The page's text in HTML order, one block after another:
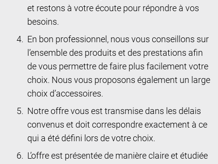
et restons à votre écoute pour répondre à vos
besoins.
En bon professionnel, nous vous conseillons sur
l’ensemble des produits et des prestations afin
de vous permettre de faire plus facilement votre
choix. Nous vous proposons également un large
choix d’accessoires.
Notre offre vous est transmise dans les délais
convenus et doit correspondre exactement à ce
qui a été défini lors de votre choix.
L’offre est présentée de manière claire et étudiée